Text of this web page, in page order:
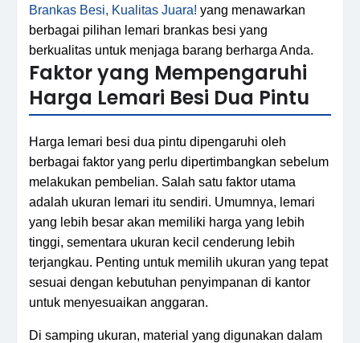
Brankas Besi, Kualitas Juara! yang menawarkan
berbagai pilihan lemari brankas besi yang
berkualitas untuk menjaga barang berharga Anda.
Faktor yang Mempengaruhi
Harga Lemari Besi Dua Pintu
Harga lemari besi dua pintu dipengaruhi oleh
berbagai faktor yang perlu dipertimbangkan sebelum
melakukan pembelian. Salah satu faktor utama
adalah ukuran lemari itu sendiri. Umumnya, lemari
yang lebih besar akan memiliki harga yang lebih
tinggi, sementara ukuran kecil cenderung lebih
terjangkau. Penting untuk memilih ukuran yang tepat
sesuai dengan kebutuhan penyimpanan di kantor
untuk menyesuaikan anggaran.
Di samping ukuran, material yang digunakan dalam